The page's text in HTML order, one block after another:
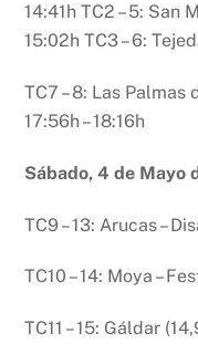
14:41h TC2 – 5: San
15:02h TC3 – 6:
TC7 – 8: Las Palmas
17:56h – 18:16h
Sábado, 4 de Mayo
TC9 – 13: Arucas –
TC10 – 14: Moya –
TC11 – 15: Gáldar